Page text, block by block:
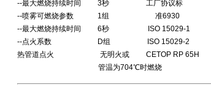
--最大燃烧持续时间 3秒 工厂协议标
--喷雾可燃烧参数 1组 准6930
--最大燃烧持续时间 6秒 ISO 15029-1
--点火系数 D组 ISO 15029-2
热管道点火 无明火或 CETOP RP 65H
管温为704℃时燃烧